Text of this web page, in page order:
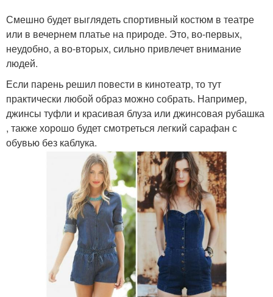
Смешно будет выглядеть спортивный костюм в театре
или в вечернем платье на природе. Это, во-первых,
неудобно, а во-вторых, сильно привлечет внимание
людей.
Если парень решил повести в кинотеатр, то тут
практически любой образ можно собрать. Например,
джинсы туфли и красивая блуза или джинсовая рубашка
, также хорошо будет смотреться легкий сарафан с
обувью без каблука.